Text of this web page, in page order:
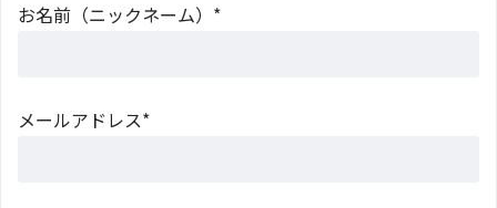
お名前（ニックネーム）*
メールアドレス*